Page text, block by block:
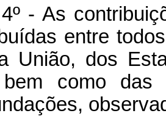
- As
entre
União, dos
bem como das